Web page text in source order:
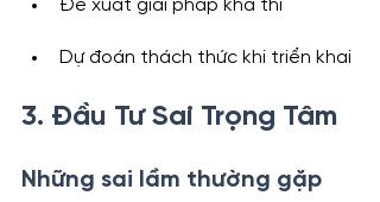
Đề xuất giải pháp khả thi
Dự đoán thách thức khi triển khai
3. Đầu Tư Sai Trọng Tâm
Những sai lầm thường gặp